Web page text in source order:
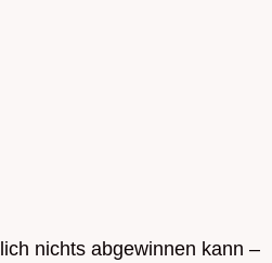
nichts abgewinnen kann –